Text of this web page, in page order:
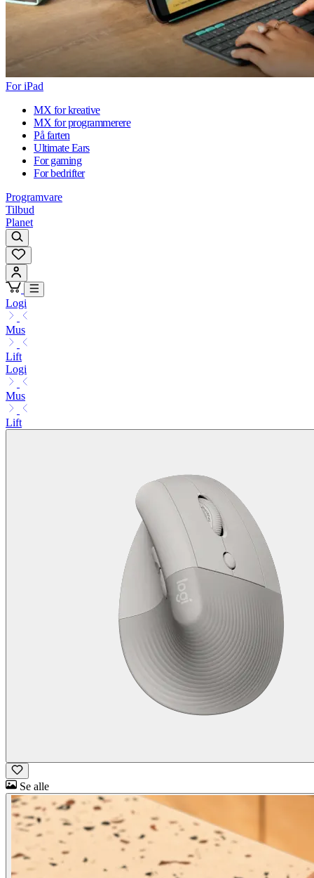
For iPad
MX for kreative
MX for programmerere
På farten
Ultimate Ears
For gaming
For bedrifter
Programvare
Tilbud
Planet
Logi
Mus
Lift
Logi
Mus
Lift
Se alle